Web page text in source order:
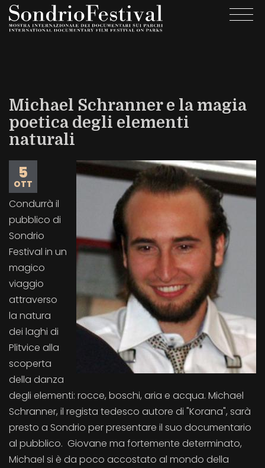
Salta
Michael Schranner e la magia
poetica degli elementi
naturali
5
OTT
Condurrà il
pubblico di
Sondrio
Festival in un
magico
viaggio
attraverso
la natura
dei laghi di
Plitvice alla
scoperta
della danza
degli elementi: rocce, boschi, aria e acqua. Michael
Schranner, il regista tedesco autore di "Korana", sarà
presto a Sondrio per presentare il suo documentario
al pubblico. Giovane ma fortemente determinato,
Michael si è da poco accostato al mondo della